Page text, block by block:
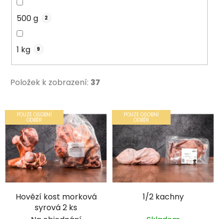
500 g 2
1 kg 9
Položek k zobrazení: 37
V
ý
p
i
s
p
r
POUZE OSOBNÍ
ODBĚR
Hovězí kost morková
syrová 2 ks
POUZE OSOBNÍ
ODBĚR
1/2 kachny